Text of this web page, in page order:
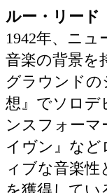
ルー・リード
1942年、ニ
音楽の背景を
グラウンドの
想』でソロデ
ンスフォー
イヴン』な
ィブな音楽